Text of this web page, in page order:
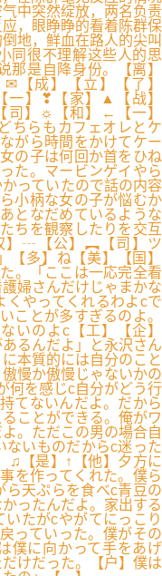
中突然绽放，两名负责
，眼睁睁的看着陈群保
地，鲜血在路人的尖叫
很不理解这些人的思
那是自降身份。【离】
【成】【立】【了】
【一】❣【家】▲【战】
司】☼【和】←【一】
ちらもカフェオレとケ
がら時間をかけてケー
の子は何回か首をひね
た。マービンゲイやら
っていたので話の内容
小柄な女の子が悩むか
となだめているような
ちを観察したりを交互
】┄【公】︻【司】ツ
【多】ね【美】【国】
。「ここは一応完全看
婦さんだけじゃまかな
くやってくれるわよcで
ことが多すぎるのよ。
いのよc【工】【企】
るんだよ」と永沢さん
本質的には自分のこと
慢か傲慢じゃないかの
何を感じc自分がどう行
てないんだよ。だから
ことができる。俺がワ
。ただこの男の場合自
ないものだからc迷った
♫【是】↑【他】夕方に
を作ってくれた。僕ら
ら天ぷらを食べc青豆の
ったんだよ。家出する
たがcやがてにっこり
っていった。僕がその
僕に向かって手をあげ
けだった。【户】僕は